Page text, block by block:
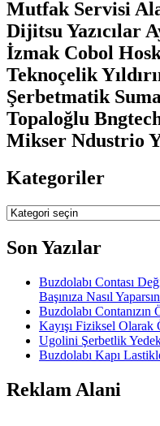
Mutfak Servisi
Dijitsu Yazıcılar
İzmak Cobol
Teknoçelik
Şerbetmatik
Topaloğlu
Mikser Ndustrio
Kategoriler
Kategoriler
Son Yazılar
Buzdolabı Contası
Başınıza Nasıl
Buzdolabı Contanızın
Kayışı Fiziksel
Ugolini Şerbetlik
Buzdolabı Kapı
Reklam Alani